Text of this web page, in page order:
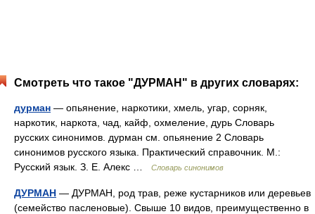
Смотреть что такое "ДУРМАН" в других словарях:
дурман — опьянение, наркотики, хмель, угар, сорняк,
наркотик, наркота, чад, кайф, охмеление, дурь Словарь
русских синонимов. дурман см. опьянение 2 Словарь
синонимов русского языка. Практический справочник. М.:
Русский язык. З. Е. Алекс …
Словарь синонимов
ДУРМАН — ДУРМАН, род трав, реже кустарников или деревьев
(семейство пасленовые). Свыше 10 видов, преимущественно в